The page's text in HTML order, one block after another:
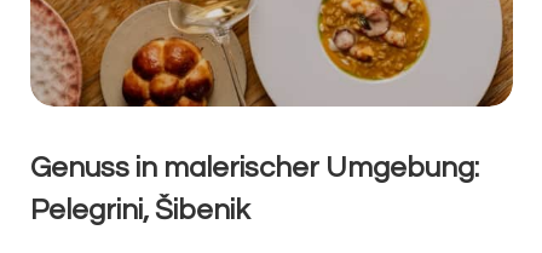
Genuss in malerischer Umgebung:
Pelegrini, Šibenik